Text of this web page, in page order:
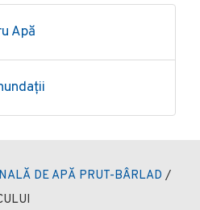
Apă
DE APĂ PRUT-BÂRLAD /